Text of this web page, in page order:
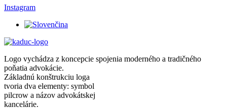
Instagram
Logo vychádza z koncepcie spojenia moderného a tradičného
poňatia advokácie.
Základnú konštrukciu loga
tvoria dva elementy: symbol
pilcrow a názov advokátskej
kancelárie.